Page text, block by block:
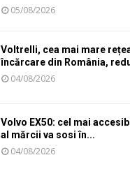
05/08/2026
Voltrelli, cea mai mare
încărcare din România,
04/08/2026
Volvo EX50: cel mai
al mărcii va sosi în...
04/08/2026